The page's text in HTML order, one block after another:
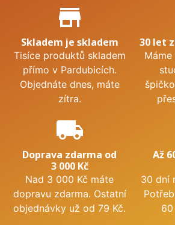
Proč nakupovat u nás?
store_mall_directory
Skladem je skladem
Tisíce produktů skladem
přímo v Pardubicích.
Objednáte dnes, máte
zítra.
30 let
local_shipping
Doprava zdarma od
3 000 Kč
Nad 3 000 Kč máte
dopravu zdarma. Ostatní
objednávky už od 79 Kč.
Až
30 dní